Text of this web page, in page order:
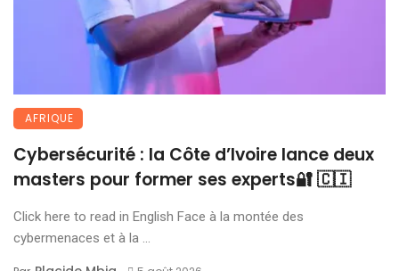
AFRIQUE
Cybersécurité : la Côte d’Ivoire lance deux
masters pour former ses experts🔐 🇨🇮
Click here to read in English Face à la montée des
cybermenaces et à la ...